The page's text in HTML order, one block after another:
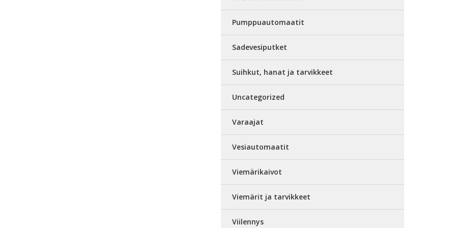
Pumppuautomaatit
Sadevesiputket
Suihkut, hanat ja tarvikkeet
Uncategorized
Varaajat
Vesiautomaatit
Viemärikaivot
Viemärit ja tarvikkeet
Viilennys